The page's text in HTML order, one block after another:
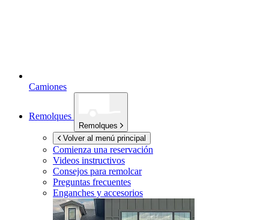
Camiones
Remolques
Remolques
Volver al menú principal
Comienza una reservación
Videos instructivos
Consejos para remolcar
Preguntas frecuentes
Enganches y accesorios